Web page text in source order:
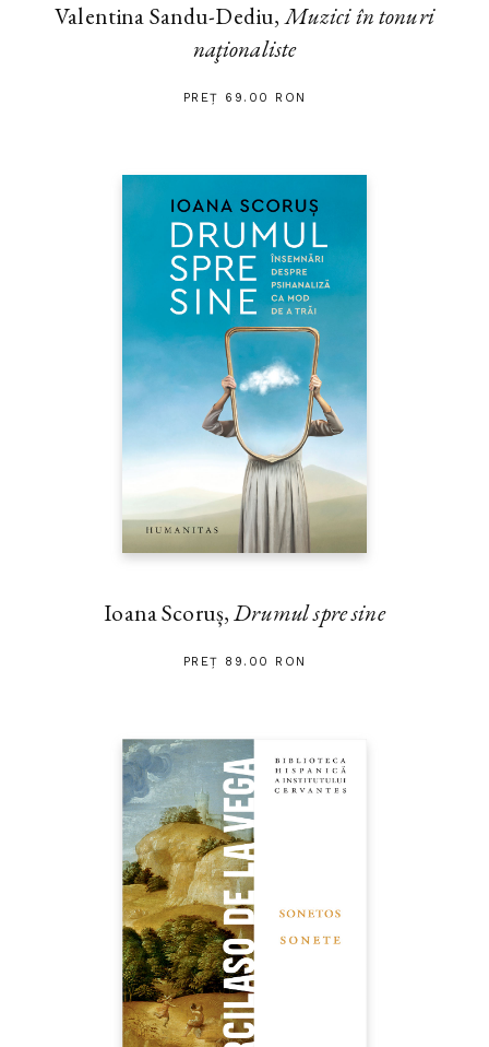
Valentina Sandu-Dediu,Muzici în tonuri
naţionaliste
PREȚ 69.00 RON
Ioana Scoruș,Drumul spre sine
PREȚ 89.00 RON